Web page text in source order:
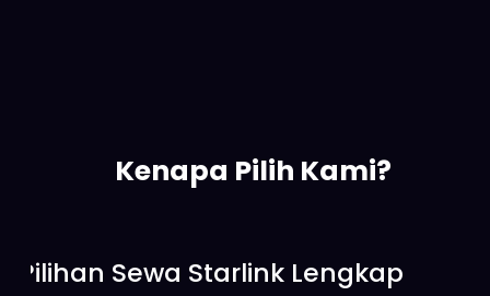
Kenapa Pilih Kami?
Pilihan Sewa Starlink Lengkap